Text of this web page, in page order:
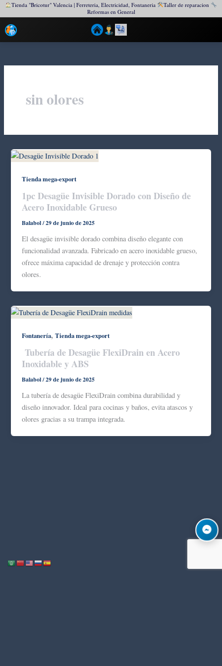
Tienda "Bricotur" Valencia | Ferreteria, Electricidad, Fontaneria
Taller de reparacion
Reformas en General
Ir
contenido
sin olores
Tienda mega-export
1pc Desagüe Invisible Dorado con Diseño de
Acero Inoxidable Grueso
Balabol/29 de junio de 2025
El desagüe invisible dorado combina diseño elegante con
funcionalidad avanzada. Fabricado en acero inoxidable grueso,
ofrece máxima capacidad de drenaje y protección contra
olores.
Fontanería,Tienda mega-export
Tubería de Desagüe FlexiDrain en Acero
Inoxidable y ABS
Balabol/29 de junio de 2025
La tubería de desagüe FlexiDrain combina durabilidad y
diseño innovador. Ideal para cocinas y baños, evita atascos y
olores gracias a su trampa integrada.